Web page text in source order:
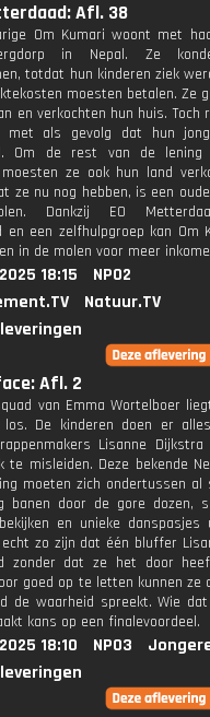
Afl. 38
Om Kumari woont met
in Nepal. Ze
totdat hun kinderen ziek
moesten betalen. Ze
en verkochten hun huis. Toch
met als gevolg dat hun
Om de rest van de
ze ook hun land
ze nu nog hebben, is een
Dankzij EO
en een zelfhulpgroep kan Om
in de molen voor meer
18:15
NPO2
Natuur.TV
Afl. 2
van Emma Wortelboer
De kinderen doen er
Lisanne Dijkstra
te misleiden. Deze bekende
moeten zich ondertussen al
banen door de gore dozen,
en unieke danspasjes
zo zijn dat één bluffer
zonder dat ze het door
goed op te letten kunnen ze
de waarheid spreekt. Wie
kans op een finalevoordeel.
18:10 NPO3